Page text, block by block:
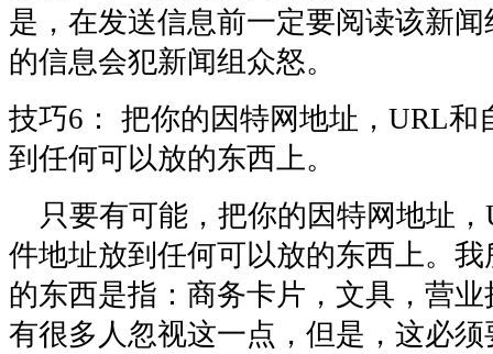
是，在发送信息前一定要阅读该新
的信息会犯新闻组众怒。
技巧6： 把你的因特网地址，URL和
到任何可以放的东西上。
只要有可能，把你的因特网地址，
件地址放到任何可以放的东西上。
的东西是指：商务卡片，文具，营
有很多人忽视这一点，但是，这必